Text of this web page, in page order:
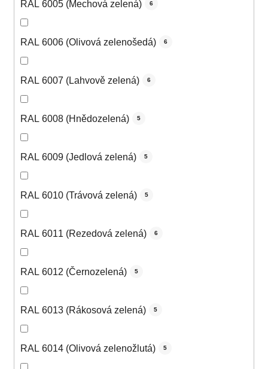
RAL 6005 (Mechová zelená) 6
RAL 6006 (Olivová zelenošedá) 6
RAL 6007 (Lahvově zelená) 6
RAL 6008 (Hnědozelená) 5
RAL 6009 (Jedlová zelená) 5
RAL 6010 (Trávová zelená) 5
RAL 6011 (Rezedová zelená) 6
RAL 6012 (Černozelená) 5
RAL 6013 (Rákosová zelená) 5
RAL 6014 (Olivová zelenožlutá) 5